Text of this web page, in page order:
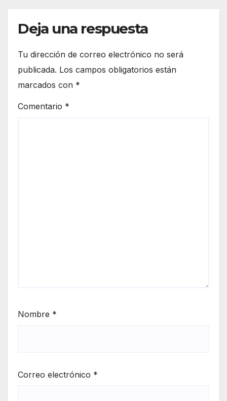
Deja una respuesta
Tu dirección de correo electrónico no será
publicada. Los campos obligatorios están
marcados con *
Comentario *
Nombre *
Correo electrónico *